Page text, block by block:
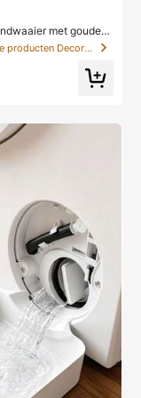
met gouden
in Nieuwe populaire producten Decoratieve ventilat